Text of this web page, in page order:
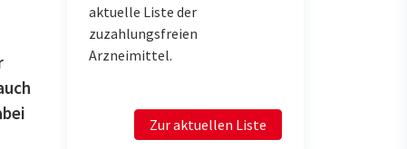
aktuelle Liste der
zuzahlungsfreien
Arzneimittel.
Zur aktuellen Liste